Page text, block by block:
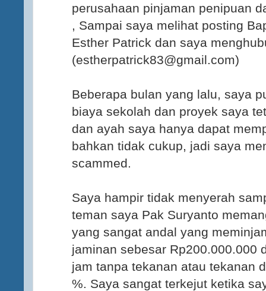
perusahaan pinjaman penipuan
, Sampai saya melihat posting
Esther Patrick dan saya
(estherpatrick83@gmail.com)
Beberapa bulan yang lalu, saya
biaya sekolah dan proyek saya
dan ayah saya hanya dapat
bahkan tidak cukup, jadi saya
scammed.
Saya hampir tidak menyerah
teman saya Pak Suryanto
yang sangat andal yang
jaminan sebesar Rp200.000.000
jam tanpa tekanan atau tekanan
%. Saya sangat terkejut ketika